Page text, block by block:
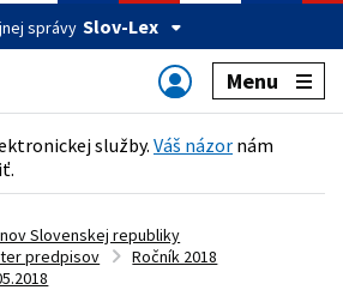
správy Slov-Lex
Menu
služby. Váš názor nám
Slovenskej republiky
predpisov
Ročník 2018